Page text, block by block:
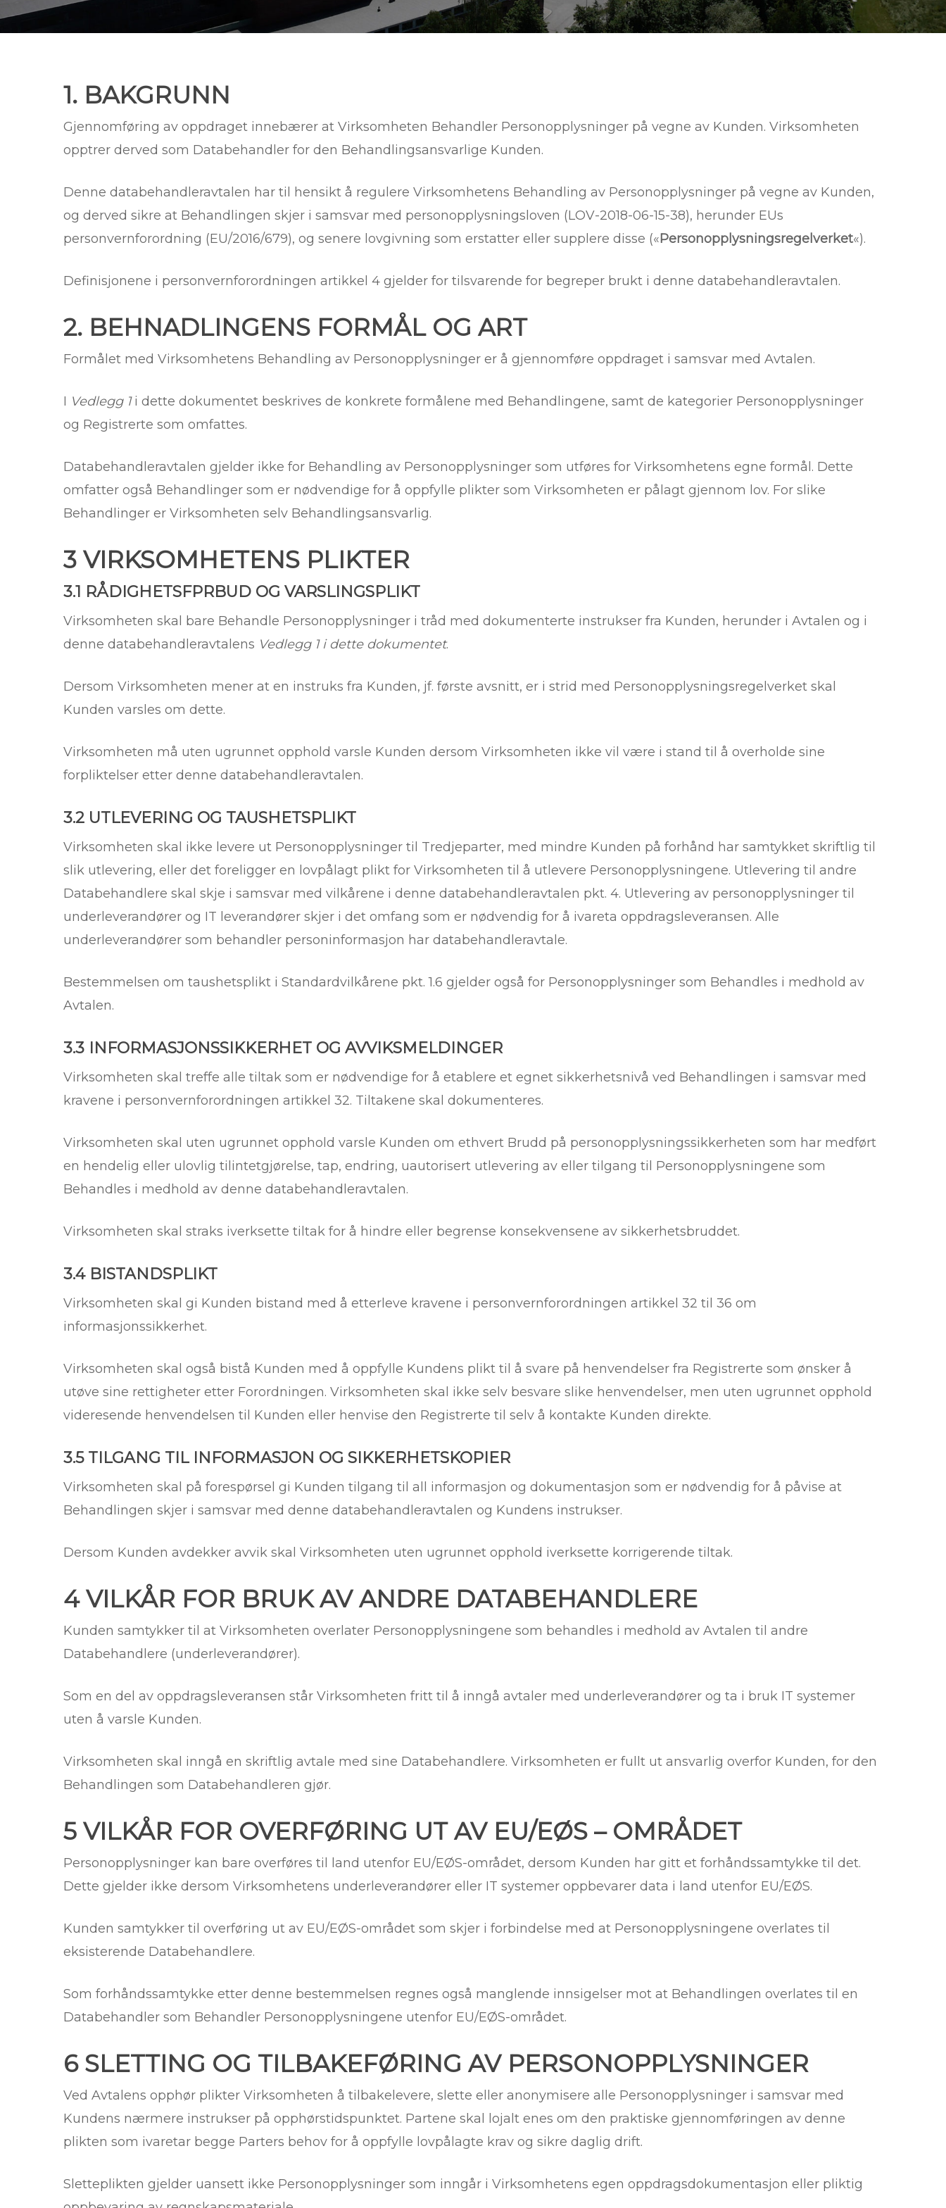
1. BAKGRUNN
Gjennomføring av oppdraget innebærer at Virksomheten Behandler Personopplysninger på vegne av Kunden. Virksomheten
opptrer derved som Databehandler for den Behandlingsansvarlige Kunden.
Denne databehandleravtalen har til hensikt å regulere Virksomhetens Behandling av Personopplysninger på vegne av Kunden,
og derved sikre at Behandlingen skjer i samsvar med personopplysningsloven (LOV-2018-06-15-38), herunder EUs
personvernforordning (EU/2016/679), og senere lovgivning som erstatter eller supplere disse («Personopplysningsregelverket«).
Definisjonene i personvernforordningen artikkel 4 gjelder for tilsvarende for begreper brukt i denne databehandleravtalen.
2. BEHNADLINGENS FORMÅL OG ART
Formålet med Virksomhetens Behandling av Personopplysninger er å gjennomføre oppdraget i samsvar med Avtalen.
I Vedlegg 1i dette dokumentet beskrives de konkrete formålene med Behandlingene, samt de kategorier Personopplysninger
og Registrerte som omfattes.
Databehandleravtalen gjelder ikke for Behandling av Personopplysninger som utføres for Virksomhetens egne formål. Dette
omfatter også Behandlinger som er nødvendige for å oppfylle plikter som Virksomheten er pålagt gjennom lov. For slike
Behandlinger er Virksomheten selv Behandlingsansvarlig.
3 VIRKSOMHETENS PLIKTER
3.1 RÅDIGHETSFPRBUD OG VARSLINGSPLIKT
Virksomheten skal bare Behandle Personopplysninger i tråd med dokumenterte instrukser fra Kunden, herunder i Avtalen og i
denne databehandleravtalens Vedlegg 1 i dette dokumentet.
Dersom Virksomheten mener at en instruks fra Kunden, jf. første avsnitt, er i strid med Personopplysningsregelverket skal
Kunden varsles om dette.
Virksomheten må uten ugrunnet opphold varsle Kunden dersom Virksomheten ikke vil være i stand til å overholde sine
forpliktelser etter denne databehandleravtalen.
3.2 UTLEVERING OG TAUSHETSPLIKT
Virksomheten skal ikke levere ut Personopplysninger til Tredjeparter, med mindre Kunden på forhånd har samtykket skriftlig til
slik utlevering, eller det foreligger en lovpålagt plikt for Virksomheten til å utlevere Personopplysningene. Utlevering til andre
Databehandlere skal skje i samsvar med vilkårene i denne databehandleravtalen pkt. 4. Utlevering av personopplysninger til
underleverandører og IT leverandører skjer i det omfang som er nødvendig for å ivareta oppdragsleveransen. Alle
underleverandører som behandler personinformasjon har databehandleravtale.
Bestemmelsen om taushetsplikt i Standardvilkårene pkt. 1.6 gjelder også for Personopplysninger som Behandles i medhold av
Avtalen.
3.3 INFORMASJONSSIKKERHET OG AVVIKSMELDINGER
Virksomheten skal treffe alle tiltak som er nødvendige for å etablere et egnet sikkerhetsnivå ved Behandlingen i samsvar med
kravene i personvernforordningen artikkel 32. Tiltakene skal dokumenteres.
Virksomheten skal uten ugrunnet opphold varsle Kunden om ethvert Brudd på personopplysningssikkerheten som har medført
en hendelig eller ulovlig tilintetgjørelse, tap, endring, uautorisert utlevering av eller tilgang til Personopplysningene som
Behandles i medhold av denne databehandleravtalen.
Virksomheten skal straks iverksette tiltak for å hindre eller begrense konsekvensene av sikkerhetsbruddet.
3.4 BISTANDSPLIKT
Virksomheten skal gi Kunden bistand med å etterleve kravene i personvernforordningen artikkel 32 til 36 om
informasjonssikkerhet.
Virksomheten skal også bistå Kunden med å oppfylle Kundens plikt til å svare på henvendelser fra Registrerte som ønsker å
utøve sine rettigheter etter Forordningen. Virksomheten skal ikke selv besvare slike henvendelser, men uten ugrunnet opphold
videresende henvendelsen til Kunden eller henvise den Registrerte til selv å kontakte Kunden direkte.
3.5 TILGANG TIL INFORMASJON OG SIKKERHETSKOPIER
Virksomheten skal på forespørsel gi Kunden tilgang til all informasjon og dokumentasjon som er nødvendig for å påvise at
Behandlingen skjer i samsvar med denne databehandleravtalen og Kundens instrukser.
Dersom Kunden avdekker avvik skal Virksomheten uten ugrunnet opphold iverksette korrigerende tiltak.
4 VILKÅR FOR BRUK AV ANDRE DATABEHANDLERE
Kunden samtykker til at Virksomheten overlater Personopplysningene som behandles i medhold av Avtalen til andre
Databehandlere (underleverandører).
Som en del av oppdragsleveransen står Virksomheten fritt til å inngå avtaler med underleverandører og ta i bruk IT systemer
uten å varsle Kunden.
Virksomheten skal inngå en skriftlig avtale med sine Databehandlere. Virksomheten er fullt ut ansvarlig overfor Kunden, for den
Behandlingen som Databehandleren gjør.
5 VILKÅR FOR OVERFØRING UT AV EU/EØS – OMRÅDET
Personopplysninger kan bare overføres til land utenfor EU/EØS-området, dersom Kunden har gitt et forhåndssamtykke til det.
Dette gjelder ikke dersom Virksomhetens underleverandører eller IT systemer oppbevarer data i land utenfor EU/EØS.
Kunden samtykker til overføring ut av EU/EØS-området som skjer i forbindelse med at Personopplysningene overlates til
eksisterende Databehandlere.
Som forhåndssamtykke etter denne bestemmelsen regnes også manglende innsigelser mot at Behandlingen overlates til en
Databehandler som Behandler Personopplysningene utenfor EU/EØS-området.
6 SLETTING OG TILBAKEFØRING AV PERSONOPPLYSNINGER
Ved Avtalens opphør plikter Virksomheten å tilbakelevere, slette eller anonymisere alle Personopplysninger i samsvar med
Kundens nærmere instrukser på opphørstidspunktet. Partene skal lojalt enes om den praktiske gjennomføringen av denne
plikten som ivaretar begge Parters behov for å oppfylle lovpålagte krav og sikre daglig drift.
Sletteplikten gjelder uansett ikke Personopplysninger som inngår i Virksomhetens egen oppdragsdokumentasjon eller pliktig